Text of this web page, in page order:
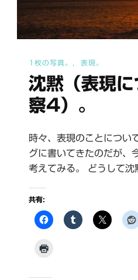
1枚の写真。 表現。
沈黙（表現
察4）。
時々、表現のことについ
グに書いてきたのだが、
考えてみる。 どうして
共有: